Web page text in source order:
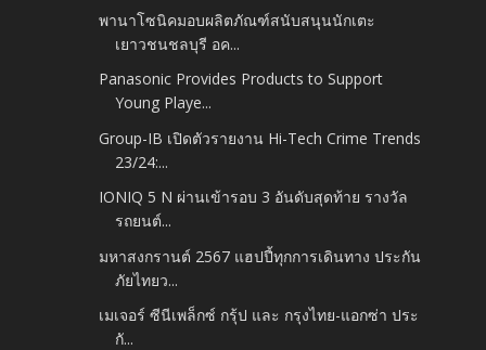
พานาโซนิคมอบผลิตภัณฑ์สนับสนุนนักเตะ
เยาวชนชลบุรี อค...
Panasonic Provides Products to Support
Young Playe...
Group-IB เปิดตัวรายงาน Hi-Tech Crime Trends
23/24:...
IONIQ 5 N ผ่านเข้ารอบ 3 อันดับสุดท้าย รางวัล
รถยนต์...
มหาสงกรานต์ 2567 แฮปปี้ทุกการเดินทาง ประกัน
ภัยไทยว...
เมเจอร์ ซีนีเพล็กซ์ กรุ้ป และ กรุงไทย-แอกซ่า ประ
กั...